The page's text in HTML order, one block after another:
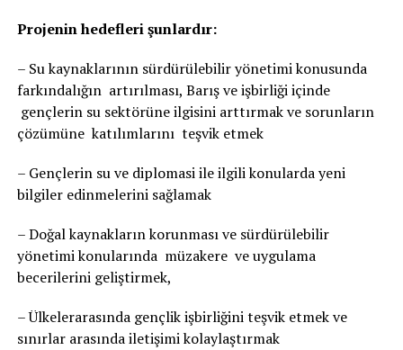
Projenin hedefleri şunlardır:
– Su kaynaklarının sürdürülebilir yönetimi konusunda
farkındalığın artırılması, Barış ve işbirliği içinde
gençlerin su sektörüne ilgisini arttırmak ve sorunların
çözümüne katılımlarını teşvik etmek
– Gençlerin su ve diplomasi ile ilgili konularda yeni
bilgiler edinmelerini sağlamak
– Doğal kaynakların korunması ve sürdürülebilir
yönetimi konularında müzakere ve uygulama
becerilerini geliştirmek,
– Ülkelerarasında gençlik işbirliğini teşvik etmek ve
sınırlar arasında iletişimi kolaylaştırmak